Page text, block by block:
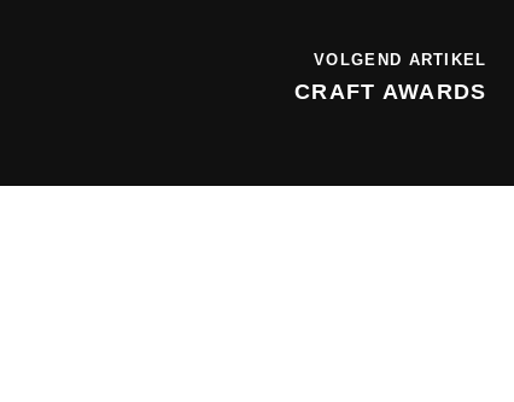
VOLGEND ARTIKEL
CRAFT AWARDS